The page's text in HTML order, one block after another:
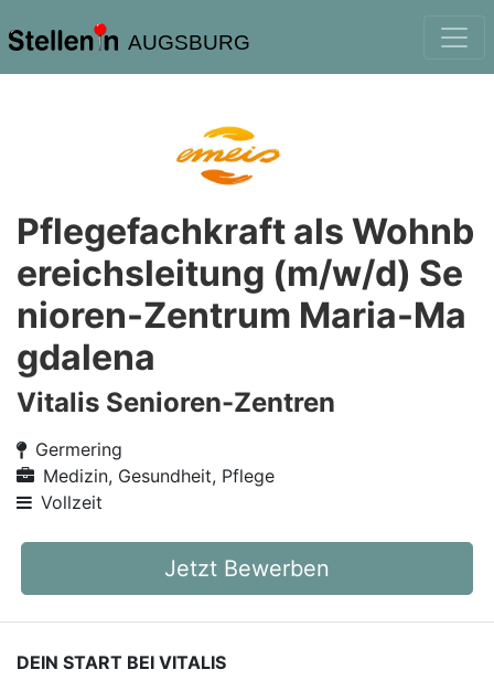
AUGSBURG
Pflegefachkraft als Wohnb
ereichsleitung (m/w/d) Se
nioren-Zentrum Maria-Ma
gdalena
Vitalis Senioren-Zentren
Germering
Medizin, Gesundheit, Pflege
Vollzeit
Jetzt Bewerben
DEIN START BEI VITALIS